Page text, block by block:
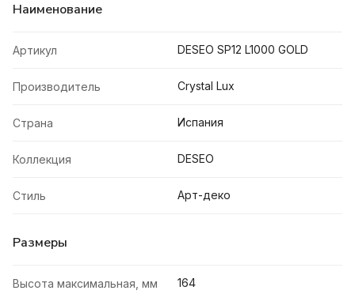
Наименование
Артикул DESEO SP12 L1000 GOLD
Производитель Crystal Lux
Страна Испания
Коллекция DESEO
Стиль Арт-деко
Размеры
Высота максимальная, мм 164